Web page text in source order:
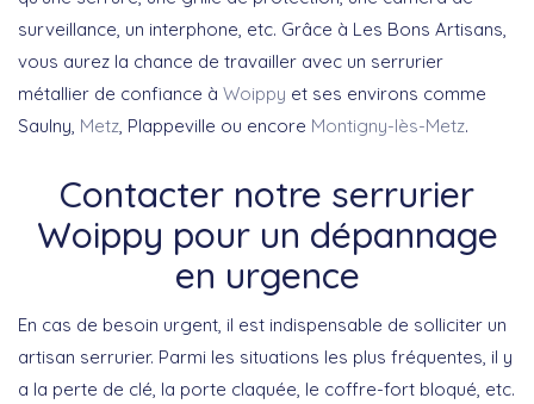
surveillance, un interphone, etc. Grâce à Les Bons Artisans,
vous aurez la chance de travailler avec un serrurier
métallier de confiance à Woippy et ses environs comme
Saulny, Metz , Plappeville ou encore Montigny-lès-Metz.
Contacter notre serrurier
Woippy pour un dépannage
en urgence
En cas de besoin urgent, il est indispensable de solliciter un
artisan serrurier. Parmi les situations les plus fréquentes, il y
a la perte de clé, la porte claquée, le coffre-fort bloqué, etc.